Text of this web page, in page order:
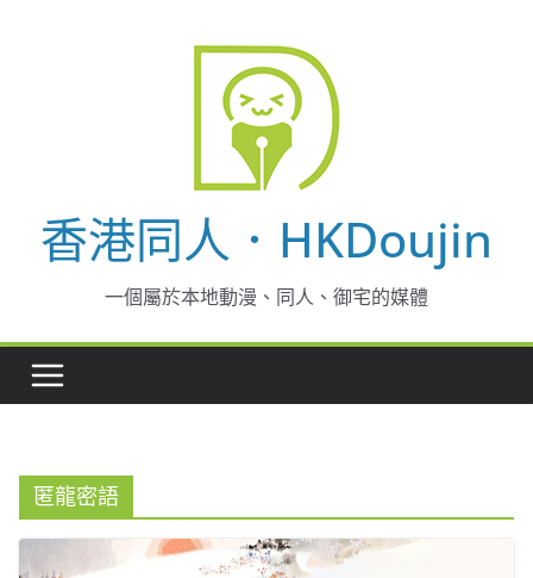
香港同人．HKDoujin
一個屬於本地動漫、同人、御宅的媒體
匿龍密語